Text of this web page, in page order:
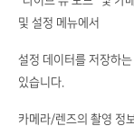
및 설정 메뉴에서
설정 데이터를 저장하
있습니다.
카메라/렌즈의 촬영 정